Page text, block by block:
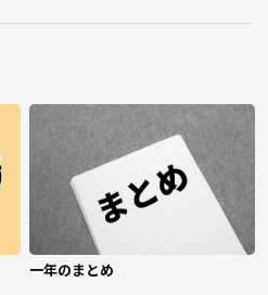
一年のまとめ